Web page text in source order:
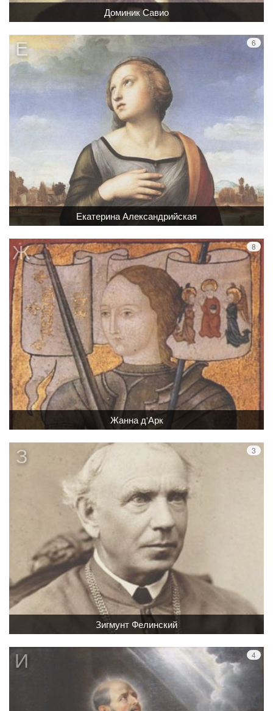
Доминик Савио
Екатерина Александрийская
Жанна д'Арк
Зигмунт Фелинский